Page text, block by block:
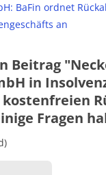
BaFin ordnet
an
Beitrag
in
Fragen